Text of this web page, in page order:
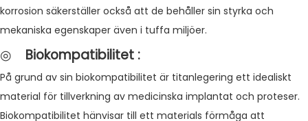
korrosion säkerställer också att de behåller sin styrka och
mekaniska egenskaper även i tuffa miljöer.
◎ Biokompatibilitet :
På grund av sin biokompatibilitet är titanlegering ett idealiskt
material för tillverkning av medicinska implantat och proteser.
Biokompatibilitet hänvisar till ett materials förmåga att